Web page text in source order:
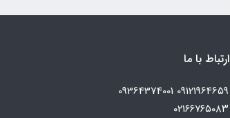
ارتباط با ما
09121964659 09364374001
۰۲۱۶۶۷۶۵۰۸۳